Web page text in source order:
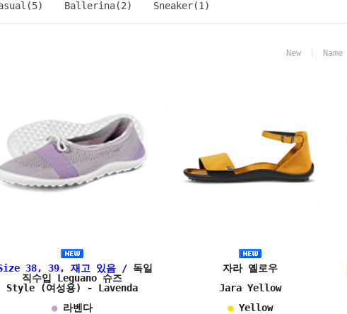
Ballerina(2) Sneaker(1)
New Name
38, 39, 재고 있음 / 독일
직수입 Leguano 슈즈
Style (여성용) - Lavenda
● 라벤다
자라 옐로우
Jara Yellow
● Yellow